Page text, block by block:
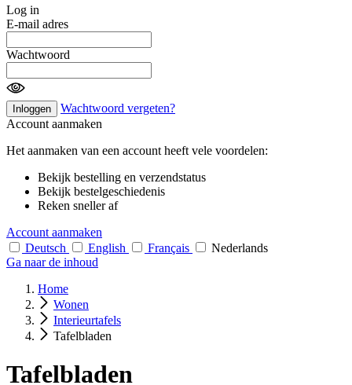
Log in
E-mail adres
Wachtwoord
Inloggen
Wachtwoord vergeten?
Account aanmaken
Het aanmaken van een account heeft vele voordelen:
Bekijk bestelling en verzendstatus
Bekijk bestelgeschiedenis
Reken sneller af
Account aanmaken
Deutsch
English Français
Nederlands
Ga naar de inhoud
Home
Wonen
Interieurtafels
Tafelbladen
Tafelbladen